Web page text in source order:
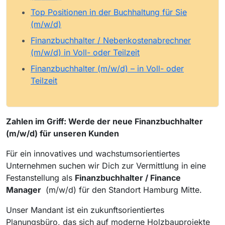
Top Positionen in der Buchhaltung für Sie
(m/w/d)
Finanzbuchhalter / Nebenkostenabrechner
(m/w/d) in Voll- oder Teilzeit
Finanzbuchhalter (m/w/d) – in Voll- oder
Teilzeit
Zahlen im Griff: Werde der neue Finanzbuchhalter
(m/w/d) für unseren Kunden
Für ein innovatives und wachstumsorientiertes
Unternehmen suchen wir Dich zur Vermittlung in eine
Festanstellung als Finanzbuchhalter / Finance
Manager (m/w/d) für den Standort Hamburg Mitte.
Unser Mandant ist ein zukunftsorientiertes
Planungsbüro, das sich auf moderne Holzbauprojekte